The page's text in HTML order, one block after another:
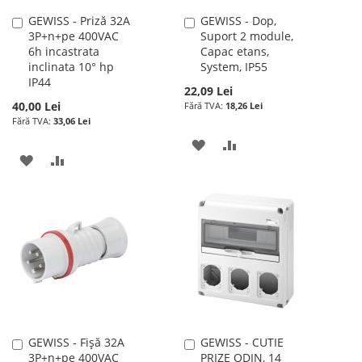
GEWISS - Priză 32A
3P+n+pe 400VAC
6h incastrata
inclinata 10° hp
IP44
40,00 Lei
33,06 Lei
Adauga
în
cos
ADAUGATI
DE
DORINTE
COMPARARE
GEWISS - Dop,
Suport 2 module,
Capac etans,
System, IP55
22,09 Lei
18,26 Lei
Adauga
în
cos
ADAUGATI
LISTA
DE
DORINTE
COMPARARE
GEWISS - Fișă 32A
3P+n+pe 400VAC
Adauga
în
GEWISS - CUTIE
PRIZE QDIN, 14
Adauga
în